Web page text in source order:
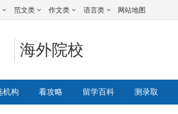
范文类 作文类 语言类 网站地图
海外院校
机构 看攻略 留学百科 测录取